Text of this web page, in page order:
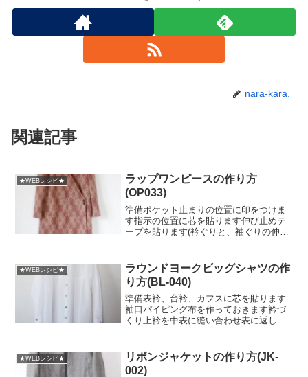
nara-kara.
関連記事
★WEBレシピ★
ラップワンピースの作り方
(OP033)
準備ポケット止まりの位置に印をつけま
す指示の位置に芯を貼ります伸び止めテ
ープを貼ります(衿ぐりと、袖ぐりの伸び
を中表に縫い割ります見返し側も同様に
縫います身頃見返し作...
★WEBレシピ★
ラウンドヨークビッグシャツの作
り方(BL-040)
準備表衿、台衿、カフスに芯を貼ります
袖口パイピング布を作っておきます衿づ
くり上衿を中表に縫い合わせ表に返し、
代を残し縫います台衿の裏側の縫い代を
8mmアイロンで折ってお...
★WEBレシピ★
リボンジャケットの作り方(JK-
002)